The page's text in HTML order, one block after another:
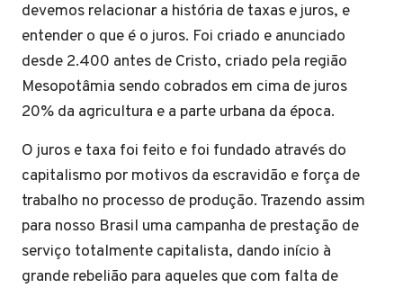
devemos relacionar a história de taxas e juros, e
entender o que é o juros. Foi criado e anunciado
desde 2.400 antes de Cristo, criado pela região
Mesopotâmia sendo cobrados em cima de juros
20% da agricultura e a parte urbana da época.
O juros e taxa foi feito e foi fundado através do
capitalismo por motivos da escravidão e força de
trabalho no processo de produção. Trazendo assim
para nosso Brasil uma campanha de prestação de
serviço totalmente capitalista, dando início à
grande rebelião para aqueles que com falta de